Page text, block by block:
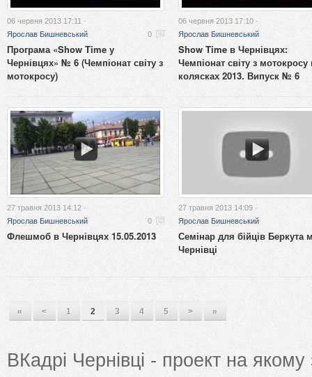
06 червня 2013 17:11 ·
Ярослав Бишневський
0
Програма «Show Time у
Чернівцях» № 6 (Чемпіонат світу з
мотокросу)
06 червня 2013 17:10 ·
Ярослав Бишневський
Show Time в Чернівцях:
Чемпіонат світу з мотокросу
колясках 2013. Випуск № 6
27 травня 2013 14:12 ·
Ярослав Бишневський
0
Флешмоб в Чернівцях 15.05.2013
27 травня 2013 14:09 ·
Ярослав Бишневський
Семінар для бійців Беркута
Чернівці
« < 1 2 3 4 5 > »
ВКадрі Чернівці - проект на